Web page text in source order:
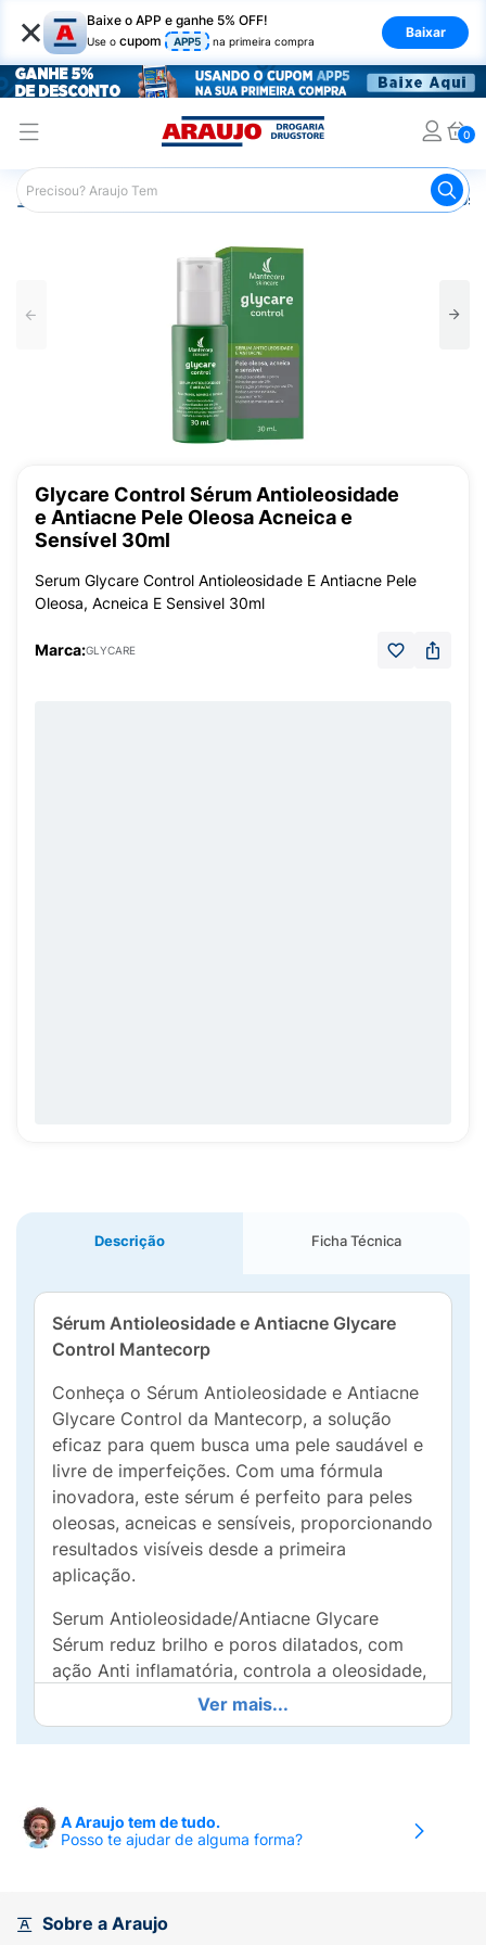
× Baixe o APP e ganhe 5% OFF!
Use o cupom APP5 na primeira compra
Baixar
0
Araujo Dermocosméticos Dermocosméticos para o
Glycare Control Sérum Antioleosidade
e Antiacne Pele Oleosa Acneica e
Sensível 30ml
Serum Glycare Control Antioleosidade E Antiacne Pele
Oleosa, Acneica E Sensivel 30ml
Marca:GLYCARE
Descrição Ficha Técnica
Sérum Antioleosidade e Antiacne Glycare
Control Mantecorp
Conheça o Sérum Antioleosidade e Antiacne
Glycare Control da Mantecorp, a solução
eficaz para quem busca uma pele saudável e
livre de imperfeições. Com uma fórmula
inovadora, este sérum é perfeito para peles
oleosas, acneicas e sensíveis, proporcionando
resultados visíveis desde a primeira
aplicação.
Serum Antioleosidade/Antiacne Glycare
Sérum reduz brilho e poros dilatados, com
ação Anti inflamatória, controla a oleosidade,
reduz acne e controla seu reaparecimento.
O Glycare Control não apenas reduz a
hidratação prolongada por até 12 horas,
garantindo um equilíbrio ideal para a sua pele.
melhorar as marcas deixadas por ela.
Ver mais...
A Araujo tem de tudo.
Posso te ajudar de alguma forma?
Sobre a Araujo